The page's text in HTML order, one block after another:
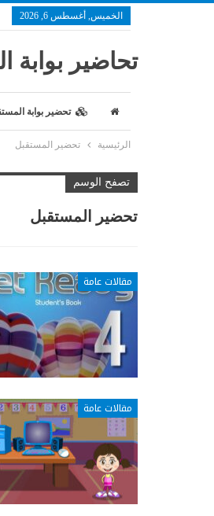
الخميس, أغسطس 6, 2026
تحاضير بوابة
تحضير بوابة
الرئيسية تحضير المستقبل
تصفح الوسم
تحضير المستقبل
مقالات عامة
مقالات عامة